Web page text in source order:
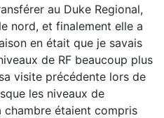
au Duke Regional,
nord, et finalement elle a
en était que je savais
de RF beaucoup plus
visite précédente lors de
les niveaux de
chambre étaient compris